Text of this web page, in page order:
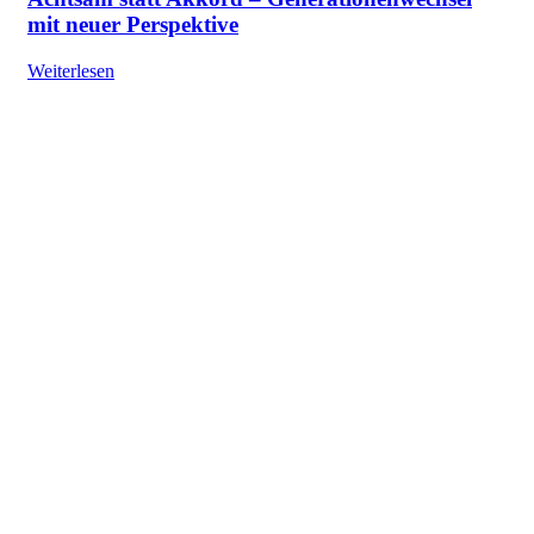
mit neuer Perspektive
Weiterlesen